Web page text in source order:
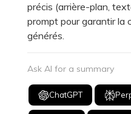
précis (arrière-plan,
prompt pour garantir la
générés.
Ask AI for a summary
ChatGPT